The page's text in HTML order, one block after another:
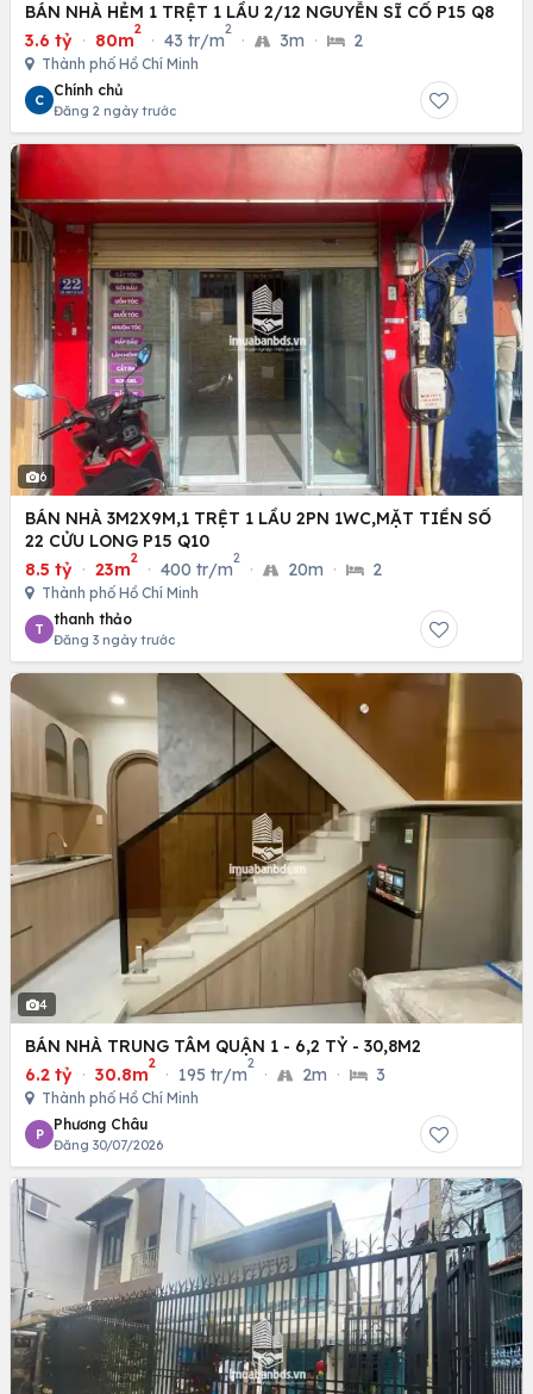
BÁN NHÀ HẺM 1 TRỆT 1 LẦU 2/12 NGUYỄN SĨ CỐ P15 Q8
3.6 tỷ · 80m
2
· 43 tr/m
2
· 3m · 2
Thành phố Hồ Chí Minh
C
Chính chủ
Đăng 2 ngày trước
6
BÁN NHÀ 3M2X9M,1 TRỆT 1 LẦU 2PN 1WC,MẶT TIỀN SỐ
22 CỬU LONG P15 Q10
8.5 tỷ · 23m
2
· 400 tr/m
2
· 20m · 2
Thành phố Hồ Chí Minh
T
thanh thảo
Đăng 3 ngày trước
4
BÁN NHÀ TRUNG TÂM QUẬN 1 - 6,2 TỶ - 30,8M2
6.2 tỷ · 30.8m
2
· 195 tr/m
2
· 2m · 3
Thành phố Hồ Chí Minh
P
Phương Châu
Đăng 30/07/2026